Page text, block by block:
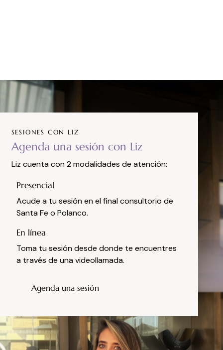
SESIONES CON LIZ
Agenda una sesión con Liz
Liz cuenta con 2 modalidades de atención:
Presencial
Acude a tu sesión en elfinalconsultorio de
Santa Fe o Polanco.
En línea
Toma tu sesión desde donde te encuentres
a través de una videollamada.
Agenda una sesión